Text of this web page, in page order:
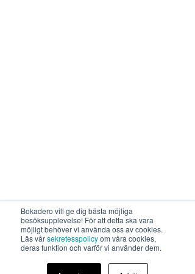
Bokadero vill ge dig bästa möjliga
besöksupplevelse! För att detta ska vara
möjligt behöver vi använda oss av cookies.
Läs vårsekretesspolicyom våra cookies,
deras funktion och varför vi använder dem.